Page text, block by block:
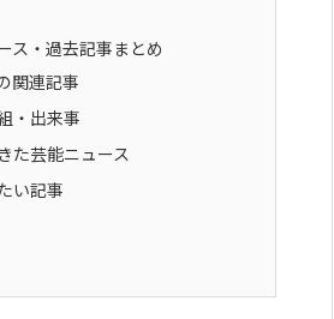
ス・過去記事まとめ
関連記事
・出来事
た芸能ニュース
い記事